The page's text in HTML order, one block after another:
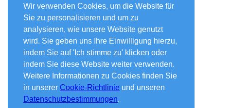
Wir verwenden Cookies, um die Website für
Sie zu personalisieren und um zu
analysieren, wie unsere Website genutzt
wird. Sie geben uns Ihre Einwilligung hierzu,
indem Sie auf 'Ich stimme zu' klicken oder
indem Sie diese Website weiter verwenden.
Weitere Informationen zu Cookies finden Sie
in unserer Cookie-Richtlinie und unseren
Datenschutzbestimmungen.